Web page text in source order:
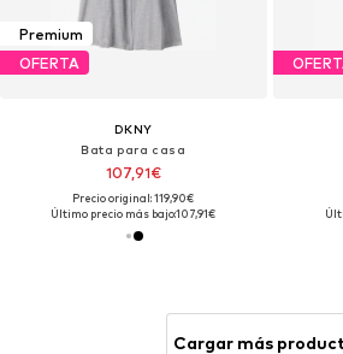
Premium
OFERTA
DKNY
Bata para casa
107,91€
Precio original: 119,90€
Último precio más bajo:107,91€
Cargar más